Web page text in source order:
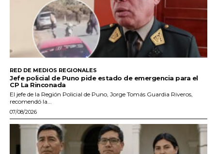
RED DE MEDIOS REGIONALES
Jefe policial de Puno pide estado de emergencia para el
CP La Rinconada
El jefe de la Región Policial de Puno, Jorge Tomás Guardia Riveros,
recomendó la...
07/08/2026